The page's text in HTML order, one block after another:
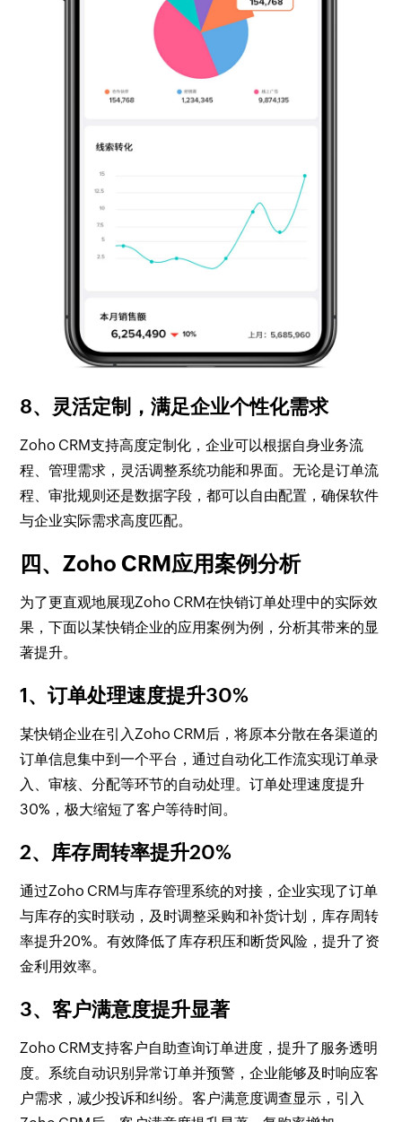
8、灵活定制，满足企业个性化需求
Zoho CRM支持高度定制化，企业可以根据自身业务流
程、管理需求，灵活调整系统功能和界面。无论是订单流
程、审批规则还是数据字段，都可以自由配置，确保软件
与企业实际需求高度匹配。
四、Zoho CRM应用案例分析
为了更直观地展现Zoho CRM在快销订单处理中的实际效
果，下面以某快销企业的应用案例为例，分析其带来的显
著提升。
1、订单处理速度提升30%
某快销企业在引入Zoho CRM后，将原本分散在各渠道的
订单信息集中到一个平台，通过自动化工作流实现订单录
入、审核、分配等环节的自动处理。订单处理速度提升
30%，极大缩短了客户等待时间。
2、库存周转率提升20%
通过Zoho CRM与库存管理系统的对接，企业实现了订单
与库存的实时联动，及时调整采购和补货计划，库存周转
率提升20%。有效降低了库存积压和断货风险，提升了资
金利用效率。
3、客户满意度提升显著
Zoho CRM支持客户自助查询订单进度，提升了服务透明
度。系统自动识别异常订单并预警，企业能够及时响应客
户需求，减少投诉和纠纷。客户满意度调查显示，引入